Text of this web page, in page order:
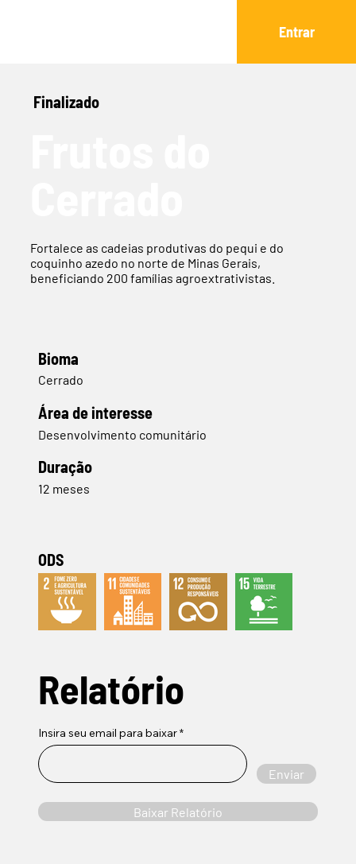
Entrar
Finalizado
Fortalece as cadeias produtivas do pequi e do
coquinho azedo no norte de Minas Gerais,
beneficiando 200 famílias agroextrativistas.
Bioma
Cerrado
​Área de interesse
Desenvolvimento comunitário
Duração
12 meses
Relatório
Insira seu email para baixar
Enviar
Baixar Relatório
ODS